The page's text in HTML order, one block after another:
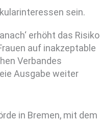
sein.
erhöht das Risiko
auf inakzeptable
Verbandes
Ausgabe weiter
in Bremen, mit dem